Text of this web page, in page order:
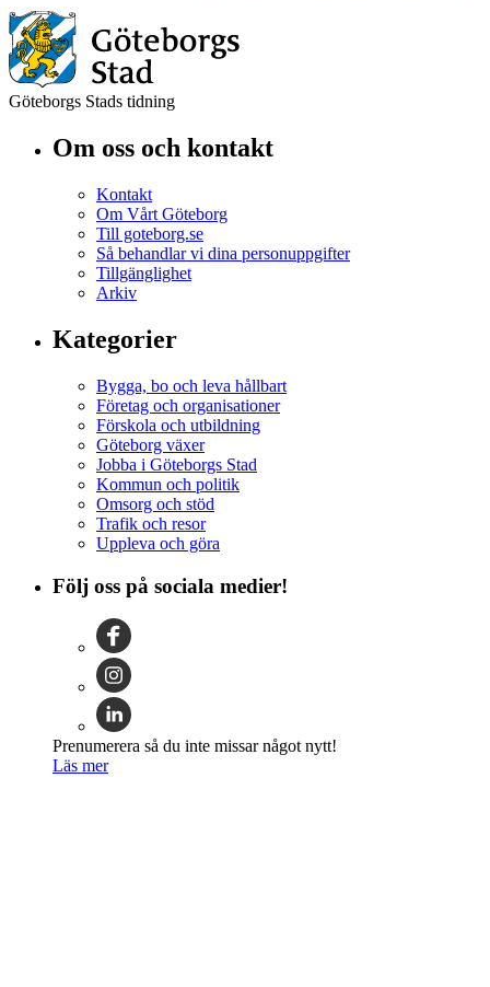
Göteborgs Stads tidning
Om oss och kontakt
Kontakt
Om Vårt Göteborg
Till goteborg.se
Så behandlar vi dina personuppgifter
Tillgänglighet
Arkiv
Kategorier
Bygga, bo och leva hållbart
Företag och organisationer
Förskola och utbildning
Göteborg växer
Jobba i Göteborgs Stad
Kommun och politik
Omsorg och stöd
Trafik och resor
Uppleva och göra
Följ oss på sociala medier!
Prenumerera så du inte missar något nytt!
Läs mer